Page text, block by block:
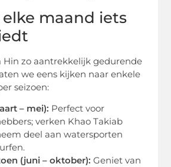
maand iets
Hin zo aantrekkelijk gedurende
we eens kijken naar enkele
seizoen:
– mei): Perfect voor
verken Khao Takiab
deel aan watersporten
(juni – oktober): Geniet van